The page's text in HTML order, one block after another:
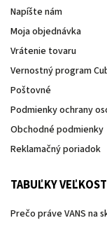
Napíšte nám
Moja objednávka
Vrátenie tovaru
Vernostný program
Poštovné
Podmienky ochrany
Obchodné podmienky
Reklamačný poriadok
TABUĽKY
Prečo práve VANS na